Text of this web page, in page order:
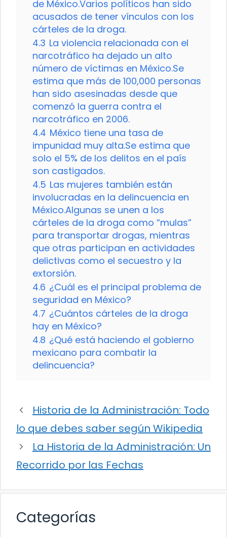
de México.Varios políticos han sido
acusados de tener vínculos con los
cárteles de la droga.
4.3 La violencia relacionada con el
narcotráfico ha dejado un alto
número de víctimas en México.Se
estima que más de 100,000 personas
han sido asesinadas desde que
comenzó la guerra contra el
narcotráfico en 2006.
4.4 México tiene una tasa de
impunidad muy alta.Se estima que
solo el 5% de los delitos en el país
son castigados.
4.5 Las mujeres también están
involucradas en la delincuencia en
México.Algunas se unen a los
cárteles de la droga como “mulas”
para transportar drogas, mientras
que otras participan en actividades
delictivas como el secuestro y la
extorsión.
4.6 ¿Cuál es el principal problema de
seguridad en México?
4.7 ¿Cuántos cárteles de la droga
hay en México?
4.8 ¿Qué está haciendo el gobierno
mexicano para combatir la
delincuencia?
Historia de la Administración: Todo
lo que debes saber según Wikipedia
La Historia de la Administración: Un
Recorrido por las Fechas
Categorías